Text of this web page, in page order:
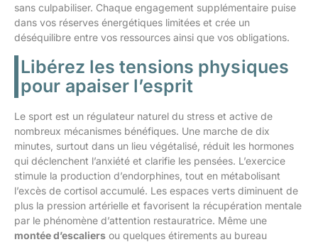
sans culpabiliser. Chaque engagement supplémentaire puise
dans vos réserves énergétiques limitées et crée un
déséquilibre entre vos ressources ainsi que vos obligations.
Libérez les tensions physiques
pour apaiser l’esprit
Le sport est un régulateur naturel du stress et active de
nombreux mécanismes bénéfiques. Une marche de dix
minutes, surtout dans un lieu végétalisé, réduit les hormones
qui déclenchent l’anxiété et clarifie les pensées. L’exercice
stimule la production d’endorphines, tout en métabolisant
l’excès de cortisol accumulé. Les espaces verts diminuent de
plus la pression artérielle et favorisent la récupération mentale
par le phénomène d’attention restauratrice. Même une
montée d’escaliers ou quelques étirements au bureau